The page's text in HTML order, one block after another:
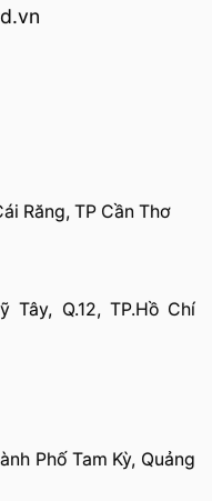
Răng, TP Cần Thơ
Tây, Q.12, TP.Hồ Chí
Phố Tam Kỳ, Quảng